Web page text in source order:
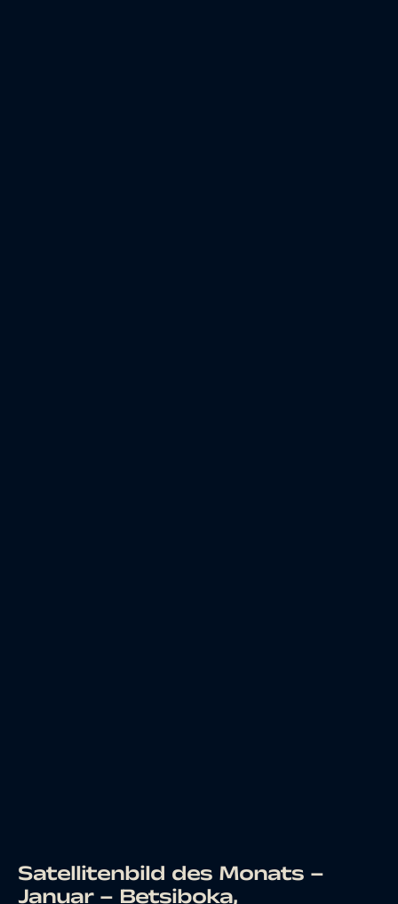
Satellitenbild des Monats –
Januar – Betsiboka,